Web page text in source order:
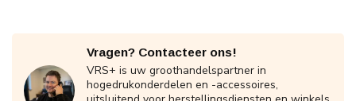
Vragen? Contacteer ons!
VRS+ is uw groothandelspartner in
hogedrukonderdelen en -accessoires,